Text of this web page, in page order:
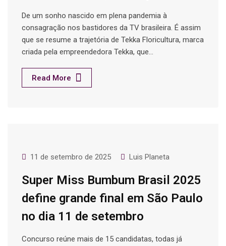
De um sonho nascido em plena pandemia à
consagração nos bastidores da TV brasileira. É assim
que se resume a trajetória de Tekka Floricultura, marca
criada pela empreendedora Tekka, que…
Read More
11 de setembro de 2025 Luis Planeta
Super Miss Bumbum Brasil 2025
define grande final em São Paulo
no dia 11 de setembro
Concurso reúne mais de 15 candidatas, todas já